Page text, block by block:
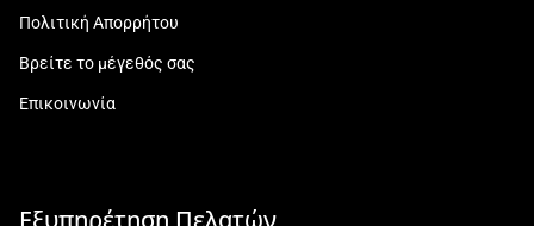
Πολιτική Απορρήτου
Βρείτε το μέγεθός σας
Επικοινωνία
Εξυπηρέτηση Πελατών